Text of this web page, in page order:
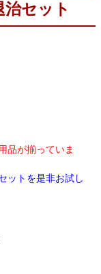
セット
品が揃っていま
ットを是非お試し